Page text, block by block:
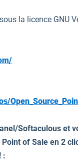
la licence GNU
Softaculous et
of Sale en 2
: